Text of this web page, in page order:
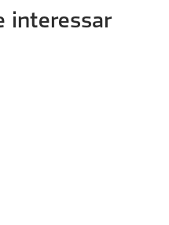
interessar